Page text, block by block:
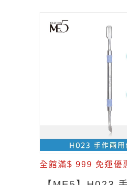
全館滿$ 999 免運優